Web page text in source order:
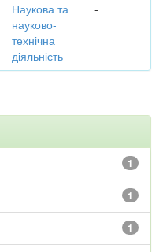
Наукова та
науково-
технічна
діяльність
-
1
1
1